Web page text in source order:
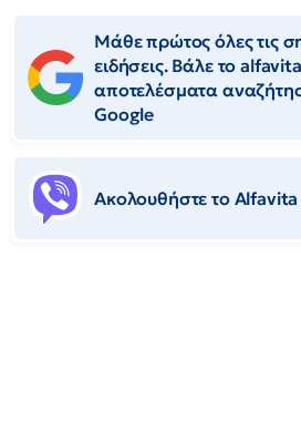
Μάθε πρώτος όλες τις
ειδήσεις. Βάλε το
αποτελέσματα
Google
Ακολουθήστε το